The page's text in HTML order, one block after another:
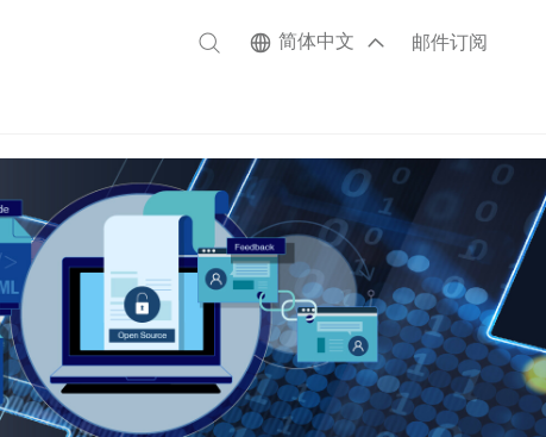
简体中文 邮件订阅